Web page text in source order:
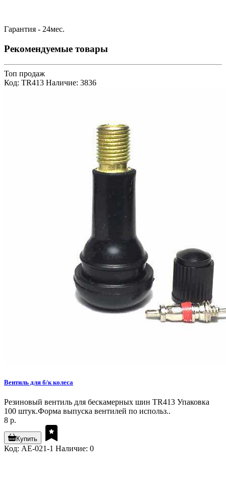
Гарантия - 24мес.
Рекомендуемые товары
Топ продаж
Код: TR413 Наличие: 3836
Вентиль для б/к колеса
Резиновый вентиль для бескамерных шин TR413 Упаковка
100 штук.Форма выпуска вентилей по использ..
8 р.
Купить
Код: AE-021-1 Наличие: 0